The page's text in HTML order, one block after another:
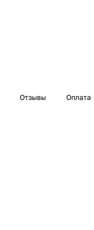
Отзывы Оплата